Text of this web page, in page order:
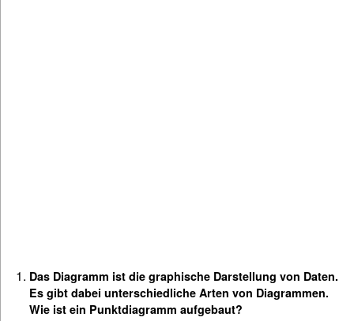
Das Diagramm ist die graphische Darstellung von Daten.
Es gibt dabei unterschiedliche Arten von Diagrammen.
Wie ist ein Punktdiagramm aufgebaut?